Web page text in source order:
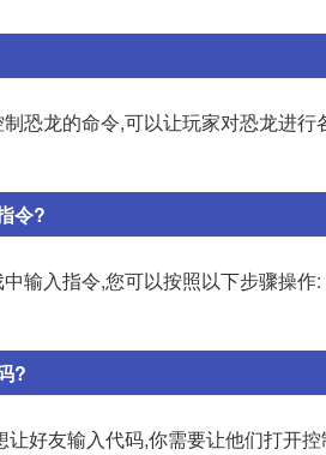
恐龙的命令,可以让玩家对恐龙进
令?
输入指令,您可以按照以下步骤操
?
好友输入代码,你需要让他们打开